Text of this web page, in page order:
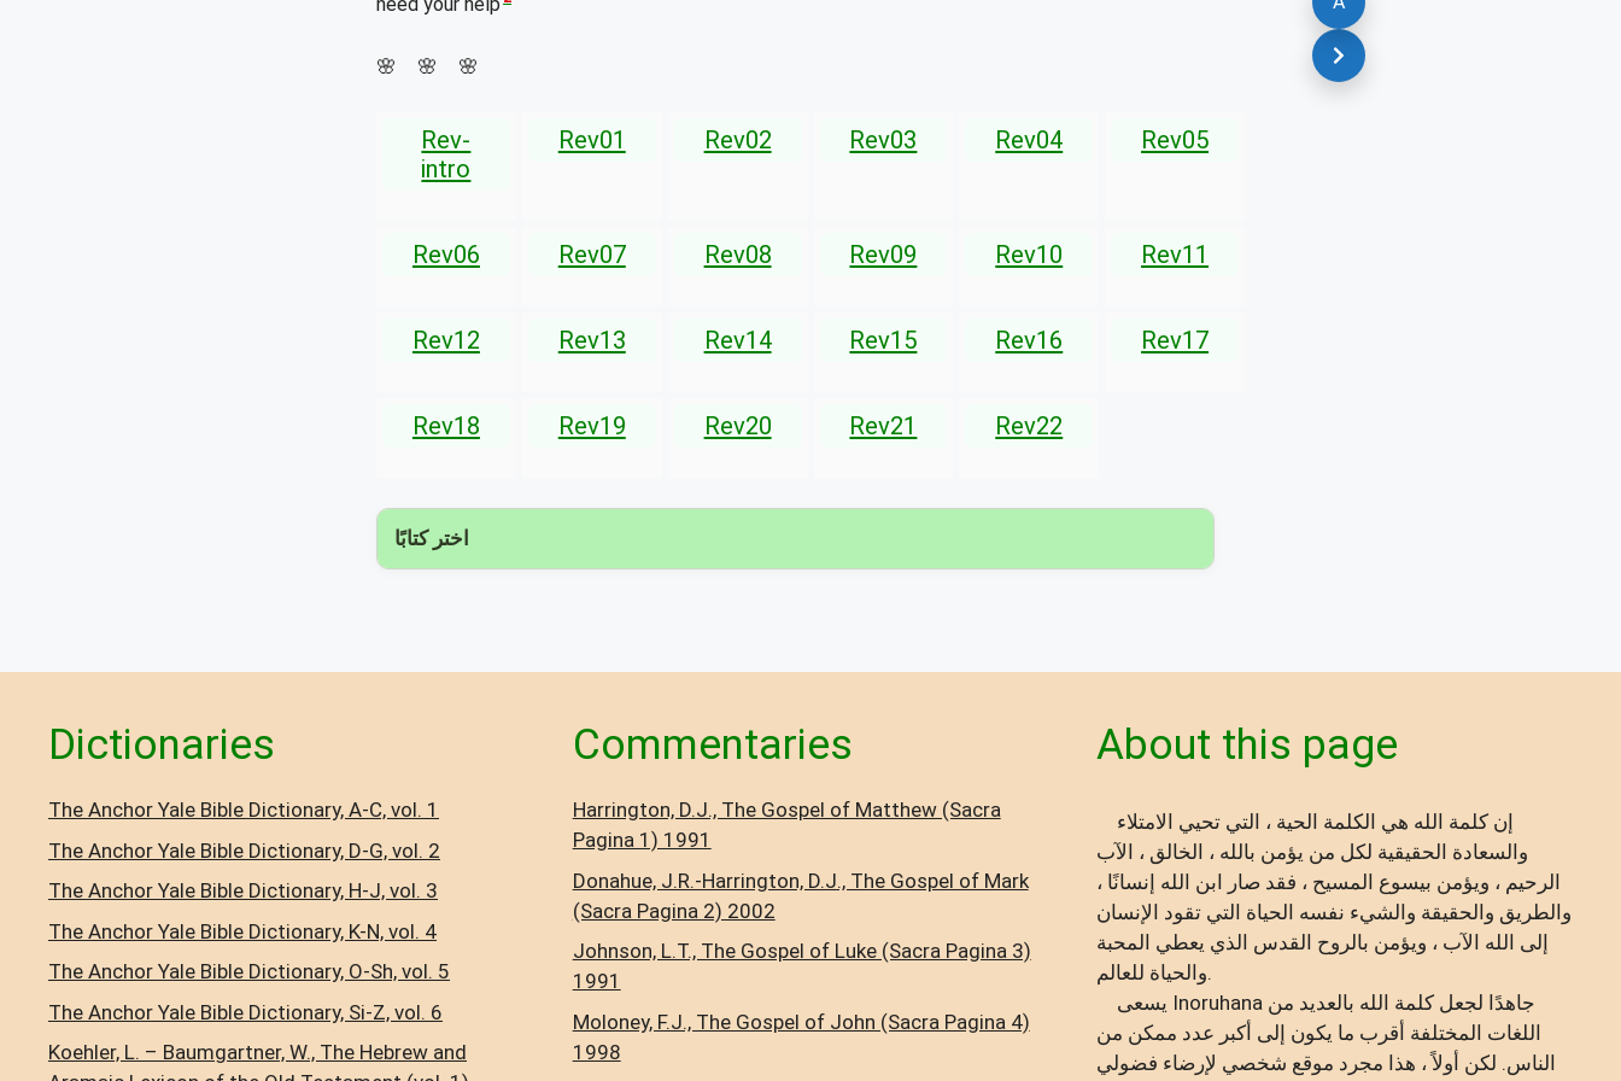
🌸 🌸 🌸
Rev-
intro
Rev01 Rev02 Rev03 Rev04 Rev05
Rev06 Rev07 Rev08 Rev09 Rev10 Rev11
Rev12 Rev13 Rev14 Rev15 Rev16 Rev17
Rev18 Rev19 Rev20 Rev21 Rev22
اختر كتابًا
Dictionaries
The Anchor Yale Bible Dictionary, A-C, vol. 1
The Anchor Yale Bible Dictionary, D-G, vol. 2
The Anchor Yale Bible Dictionary, H-J, vol. 3
The Anchor Yale Bible Dictionary, K-N, vol. 4
The Anchor Yale Bible Dictionary, O-Sh, vol. 5
The Anchor Yale Bible Dictionary, Si-Z, vol. 6
Koehler, L. – Baumgartner, W., The Hebrew and
Commentaries
Harrington, D.J., The Gospel of Matthew (Sacra
Pagina 1) 1991
Donahue, J.R.-Harrington, D.J., The Gospel of Mark
(Sacra Pagina 2) 2002
Johnson, L.T., The Gospel of Luke (Sacra Pagina 3)
1991
Moloney, F.J., The Gospel of John (Sacra Pagina 4)
1998
About this page
والسعادة الحقيقية لكل من يؤمن بالله ، الخالق ، الآب
الرحيم ، ويؤمن بيسوع المسيح ، فقد صار ابن الله إنسانًا ،
والطريق والحقيقة والشيء نفسه الحياة التي تقود الإنسان
إلى الله الآب ، ويؤمن بالروح القدس الذي يعطي المحبة
والحياة للعالم.
اللغات المختلفة أقرب ما يكون إلى أكبر عدد ممكن من
الناس. لكن أولاً ، هذا مجرد موقع شخصي لإرضاء فضولي